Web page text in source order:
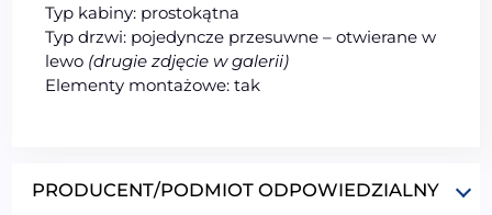
Typ kabiny: prostokątna
Typ drzwi: pojedyncze przesuwne – otwierane w
lewo (drugie zdjęcie w galerii)
Elementy montażowe: tak
PRODUCENT/PODMIOT ODPOWIEDZIALNY